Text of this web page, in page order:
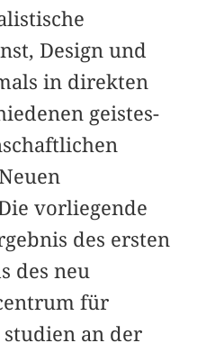
Design und
in direkten
geistes-
vorliegende
des ersten
des neu
für
an der